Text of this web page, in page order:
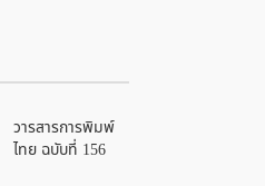
วารสารการพิมพ์
ไทย ฉบับที่ 156